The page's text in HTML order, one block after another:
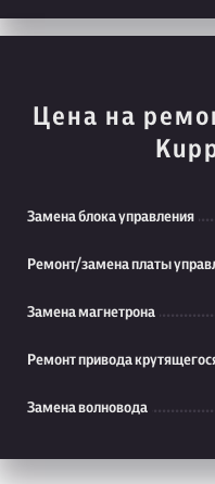
Цена на
Замена блока управления
Ремонт/замена платы
Замена магнетрона
Ремонт привода
Замена волновода